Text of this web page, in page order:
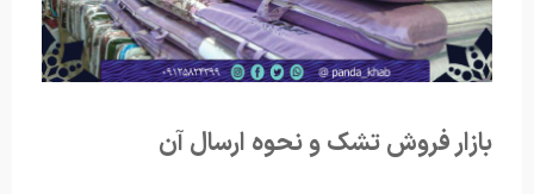
بازار فروش تشک و نحوه ارسال آن